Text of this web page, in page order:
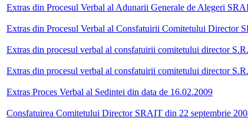
Extras din Procesul Verbal al Adunarii Generale de Alegeri
Extras din Procesul Verbal al Consfatuirii Comitetului Director
Extras din procesul verbal al consfatuirii comitetului director
Extras din procesul verbal al consfatuirii comitetului director
Extras Proces Verbal al Sedintei din data de 16.02.2009
Consfatuirea Comitetului Director SRAIT din 22 septembrie